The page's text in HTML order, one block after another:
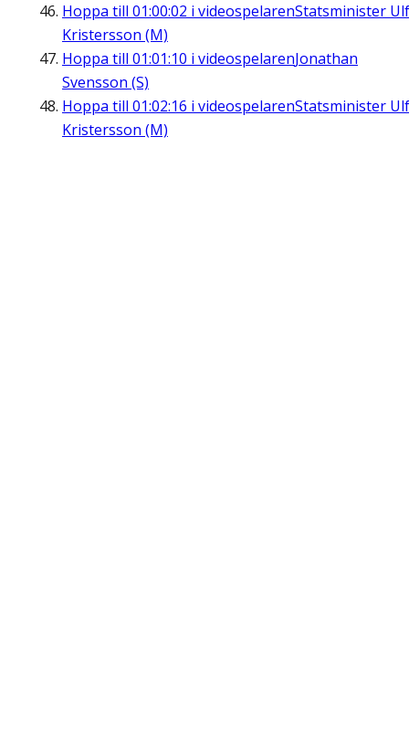
Hoppa till 01:00:02 i videospelarenStatsminister Ulf
Kristersson (M)
Hoppa till 01:01:10 i videospelarenJonathan
Svensson (S)
Hoppa till 01:02:16 i videospelarenStatsminister Ulf
Kristersson (M)